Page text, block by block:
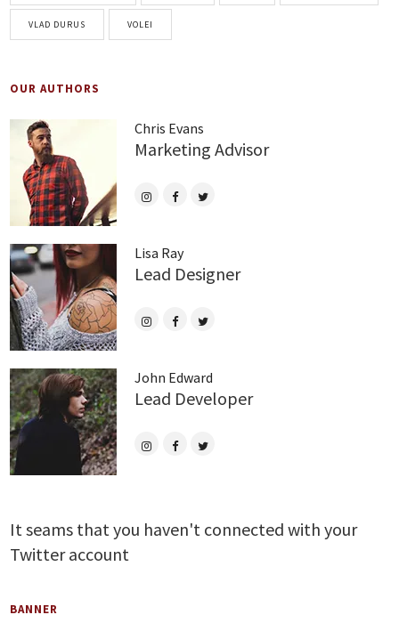
VLAD DURUS VOLEI
OUR AUTHORS
Chris Evans
Marketing Advisor
Lisa Ray
Lead Designer
John Edward
Lead Developer
It seams that you haven't connected with your
Twitter account
BANNER